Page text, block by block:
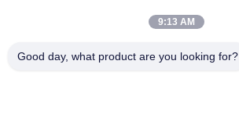
9:13 AM
Good day, what product are you looking for?